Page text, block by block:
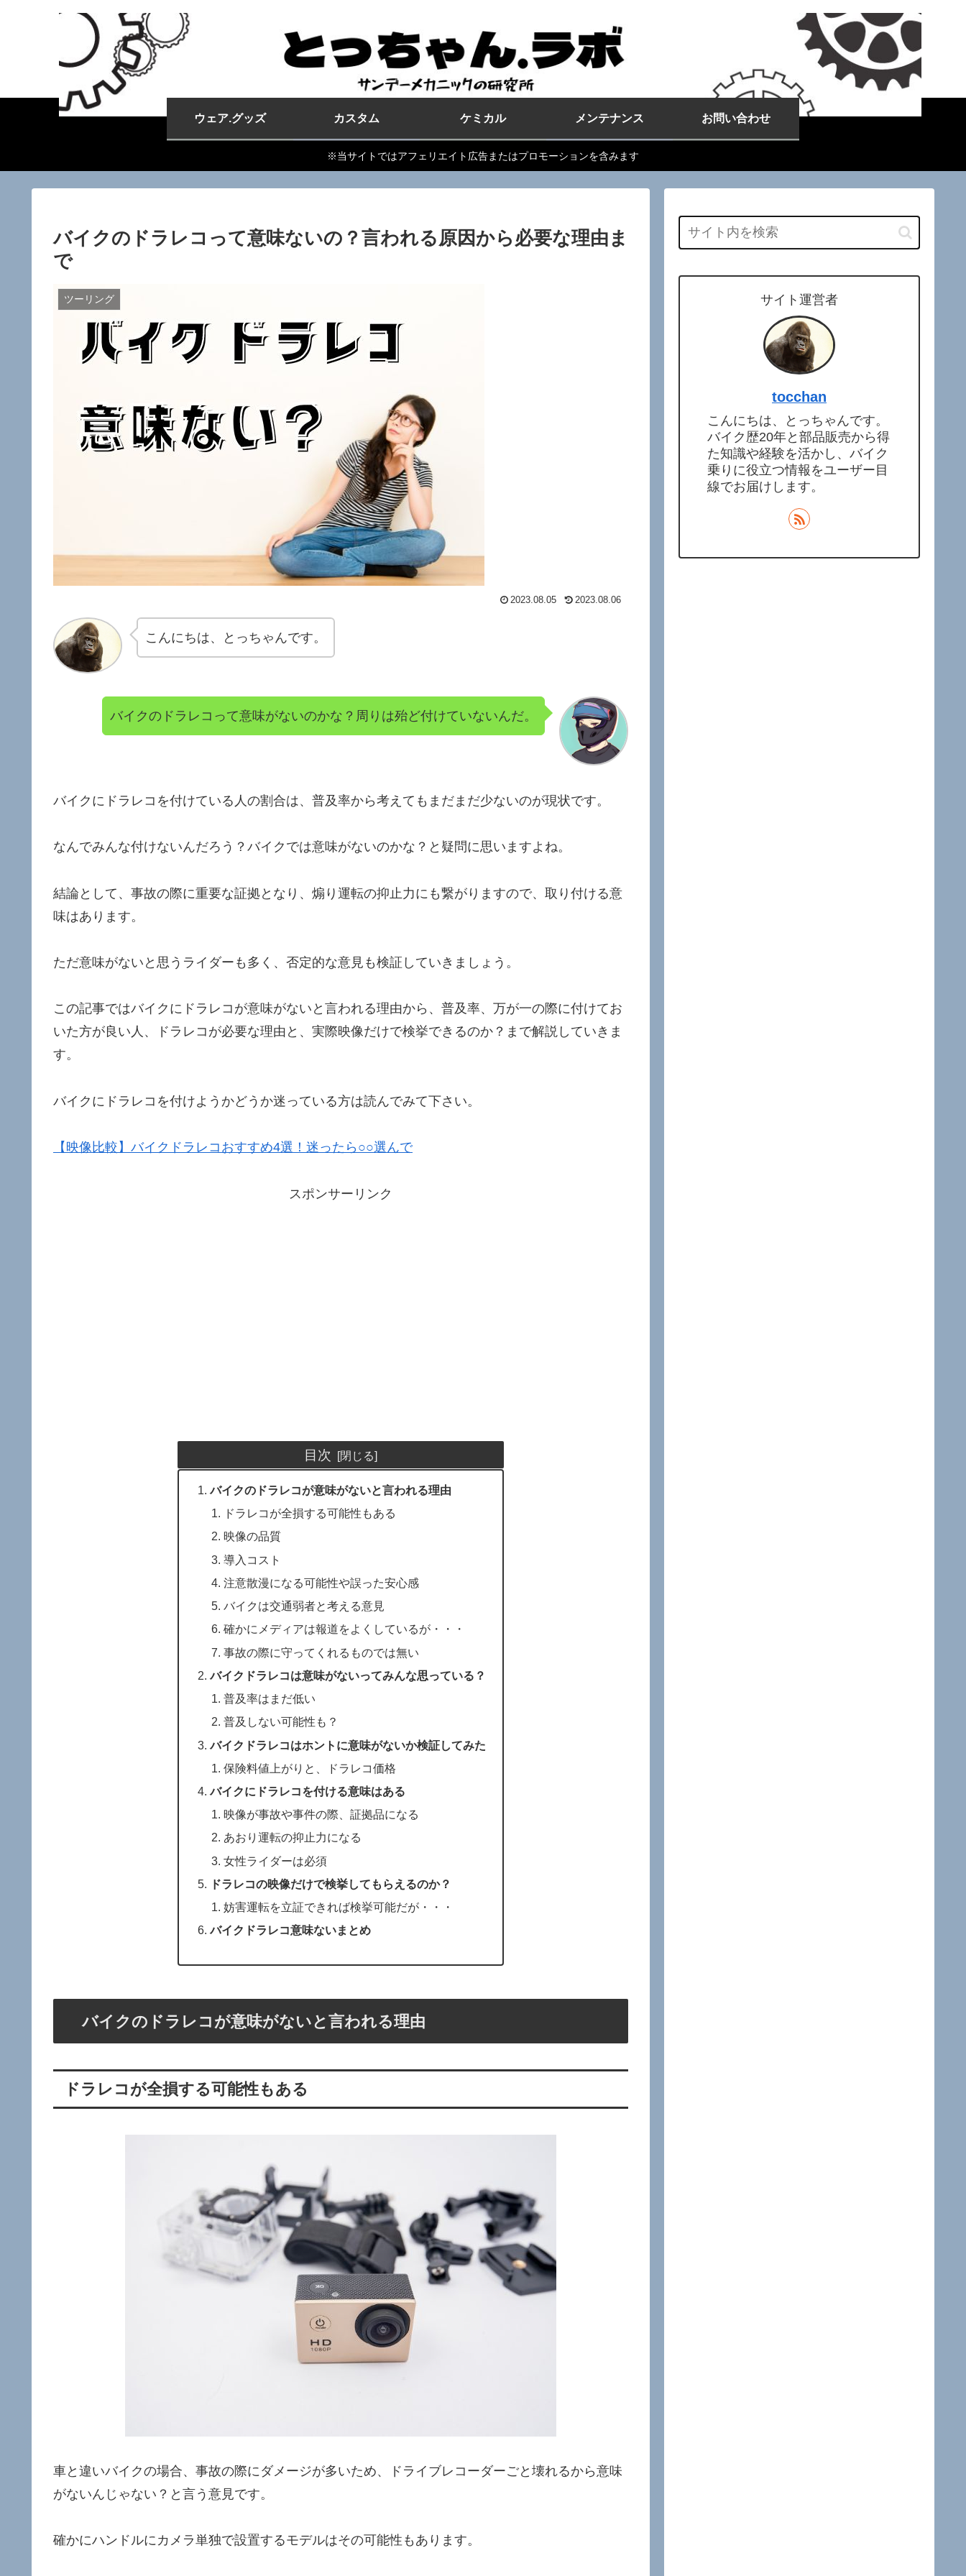
ウェア.グッズ カスタム ケミカル メンテナンス お問い合わせ
※当サイトではアフェリエイト広告またはプロモーションを含みます
バイクのドラレコって意味ないの？言われる原因から必要な理由ま
で
ツーリング
2023.08.05 2023.08.06
こんにちは、とっちゃんです。
バイクのドラレコって意味がないのかな？周りは殆ど付けていないんだ。
バイクにドラレコを付けている人の割合は、普及率から考えてもまだまだ少ないのが現状です。
なんでみんな付けないんだろう？バイクでは意味がないのかな？と疑問に思いますよね。
結論として、事故の際に重要な証拠となり、煽り運転の抑止力にも繋がりますので、取り付ける意
味はあります。
ただ意味がないと思うライダーも多く、否定的な意見も検証していきましょう。
この記事ではバイクにドラレコが意味がないと言われる理由から、普及率、万が一の際に付けてお
いた方が良い人、ドラレコが必要な理由と、実際映像だけで検挙できるのか？まで解説していきま
す。
バイクにドラレコを付けようかどうか迷っている方は読んでみて下さい。
【映像比較】バイクドラレコおすすめ4選！迷ったら○○選んで
スポンサーリンク
目次
バイクのドラレコが意味がないと言われる理由
ドラレコが全損する可能性もある
映像の品質
導入コスト
注意散漫になる可能性や誤った安心感
バイクは交通弱者と考える意見
確かにメディアは報道をよくしているが・・・
事故の際に守ってくれるものでは無い
バイクドラレコは意味がないってみんな思っている？
普及率はまだ低い
普及しない可能性も？
バイクドラレコはホントに意味がないか検証してみた
保険料値上がりと、ドラレコ価格
バイクにドラレコを付ける意味はある
映像が事故や事件の際、証拠品になる
あおり運転の抑止力になる
女性ライダーは必須
ドラレコの映像だけで検挙してもらえるのか？
妨害運転を立証できれば検挙可能だが・・・
バイクドラレコ意味ないまとめ
バイクのドラレコが意味がないと言われる理由
ドラレコが全損する可能性もある
車と違いバイクの場合、事故の際にダメージが多いため、ドライブレコーダーごと壊れるから意味
がないんじゃない？と言う意見です。
確かにハンドルにカメラ単独で設置するモデルはその可能性もあります。
サイト運営者
tocchan
こんにちは、とっちゃんです。
バイク歴20年と部品販売から得
た知識や経験を活かし、バイク
乗りに役立つ情報をユーザー目
線でお届けします。